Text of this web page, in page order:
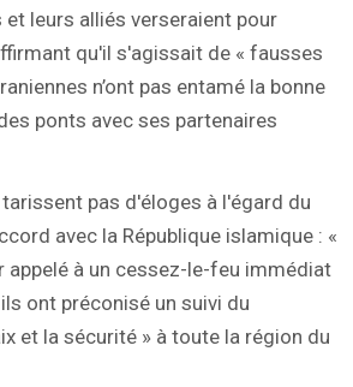
leurs alliés verseraient pour
qu'il s'agissait de « fausses
n’ont pas entamé la bonne
ponts avec ses partenaires
pas d'éloges à l'égard du
avec la République islamique : «
appelé à un cessez-le-feu immédiat
ont préconisé un suivi du
et la sécurité » à toute la région du